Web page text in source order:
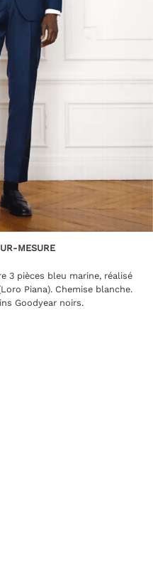
MESURE
3 pièces bleu marine, réalisé
Piana). Chemise blanche.
Goodyear noirs.